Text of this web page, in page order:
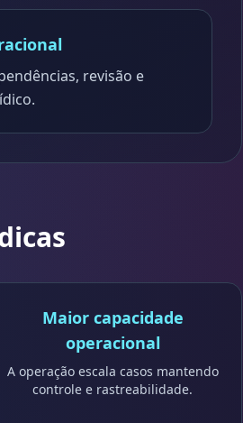
revisão e
Maior capacidade
operacional
A operação escala casos mantendo
controle e rastreabilidade.